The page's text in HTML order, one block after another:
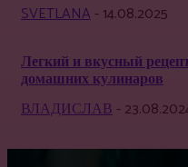
SVETLANA- 14.08.2025
Легкий и вкусный
домашних кулинаров
ВЛАДИСЛАВ-